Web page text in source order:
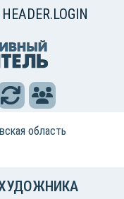
HEADER.LOGIN
область